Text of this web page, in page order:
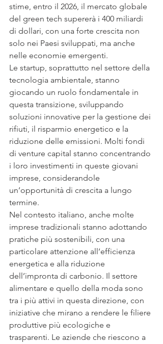
stime, entro il 2026, il mercato globale
del green tech supererà i 400 miliardi
di dollari, con una forte crescita non
solo nei Paesi sviluppati, ma anche
nelle economie emergenti.
Le startup, soprattutto nel settore della
tecnologia ambientale, stanno
giocando un ruolo fondamentale in
questa transizione, sviluppando
soluzioni innovative per la gestione dei
rifiuti, il risparmio energetico e la
riduzione delle emissioni. Molti fondi
di venture capital stanno concentrando
i loro investimenti in queste giovani
imprese, considerandole
un’opportunità di crescita a lungo
termine.
Nel contesto italiano, anche molte
imprese tradizionali stanno adottando
pratiche più sostenibili, con una
particolare attenzione all’efficienza
energetica e alla riduzione
dell’impronta di carbonio. Il settore
alimentare e quello della moda sono
tra i più attivi in questa direzione, con
iniziative che mirano a rendere le filiere
produttive più ecologiche e
trasparenti. Le aziende che riescono a